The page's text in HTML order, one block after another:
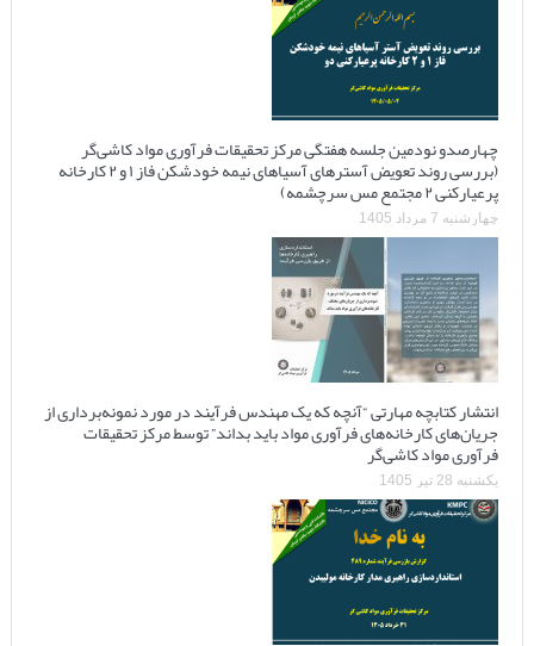
چهارصدو نودمین جلسه هفتگی مرکز تحقیقات فرآوری مواد کاشی‌گر
(بررسی روند تعویض آسترهای آسیاهای نیمه خودشکن فاز ۱ و ۲ کارخانه
پرعیارکنی ۲ مجتمع مس سرچشمه)
چهارشنبه 7 مرداد 1405
انتشار کتابچه مهارتی “آنچه که یک مهندس فرآیند در مورد نمونه‌برداری از
جریان‌های کارخانه‌های فرآوری مواد باید بداند” توسط مرکز تحقیقات
فرآوری مواد کاشی‌گر
یکشنبه 28 تیر 1405